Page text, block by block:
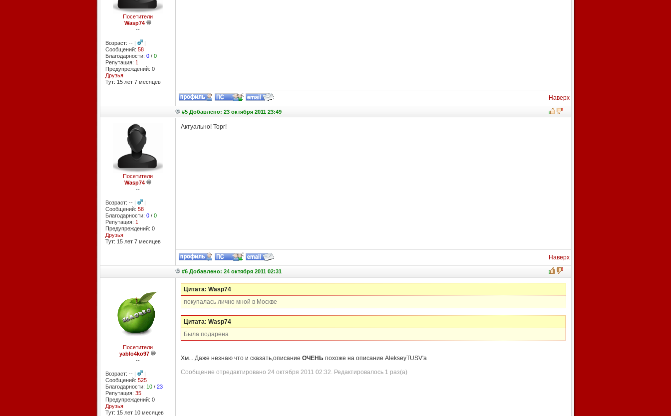
Посетители
Wasp74
--
Возраст: -- |
|
Сообщений: 58
Благодарности: 0/ 0
Репутация: 1
Предупреждений: 0
Друзья
Тут: 15 лет 7 месяцев
Наверх
#5 Добавлено: 23 октября 2011 23:49
Посетители
Wasp74
--
Возраст: -- |
|
Сообщений: 58
Благодарности: 0/ 0
Репутация: 1
Предупреждений: 0
Друзья
Тут: 15 лет 7 месяцев
Актуально! Торг!
Наверх
#6 Добавлено: 24 октября 2011 02:31
Посетители
yablo4ko97
--
Возраст: -- |
|
Сообщений: 525
Благодарности: 10/ 23
Репутация: 35
Предупреждений: 0
Друзья
Тут: 15 лет 10 месяцев
Цитата: Wasp74
покупалась лично мной в Москве
Цитата: Wasp74
Была подарена
Хм... Даже незнаю что и сказать,описание ОЧЕНЬпохоже на описание AlekseyTUSV'a
Сообщение отредактировано 24 октября 2011 02:32. Редактировалось 1 раз(а)